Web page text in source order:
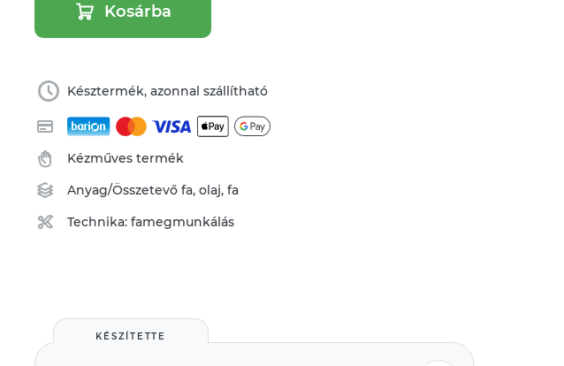
Kosárba
Késztermék, azonnal szállítható
Kézműves termék
Anyag/Összetevőfa,olaj,fa
Technika:famegmunkálás
KÉSZÍTETTE